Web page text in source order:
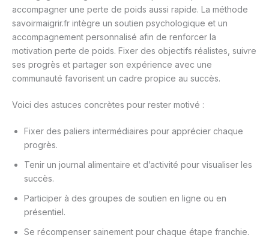
accompagner une perte de poids aussi rapide. La méthode
savoirmaigrir.fr intègre un soutien psychologique et un
accompagnement personnalisé afin de renforcer la
motivation perte de poids. Fixer des objectifs réalistes, suivre
ses progrès et partager son expérience avec une
communauté favorisent un cadre propice au succès.
Voici des astuces concrètes pour rester motivé :
Fixer des paliers intermédiaires pour apprécier chaque
progrès.
Tenir un journal alimentaire et d’activité pour visualiser les
succès.
Participer à des groupes de soutien en ligne ou en
présentiel.
Se récompenser sainement pour chaque étape franchie.